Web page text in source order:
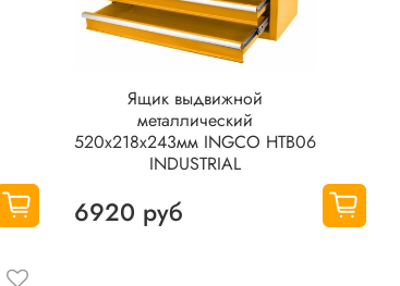
Ящик выдвижной
металлический
520х218х243мм INGCO HTB06
INDUSTRIAL
6920 руб